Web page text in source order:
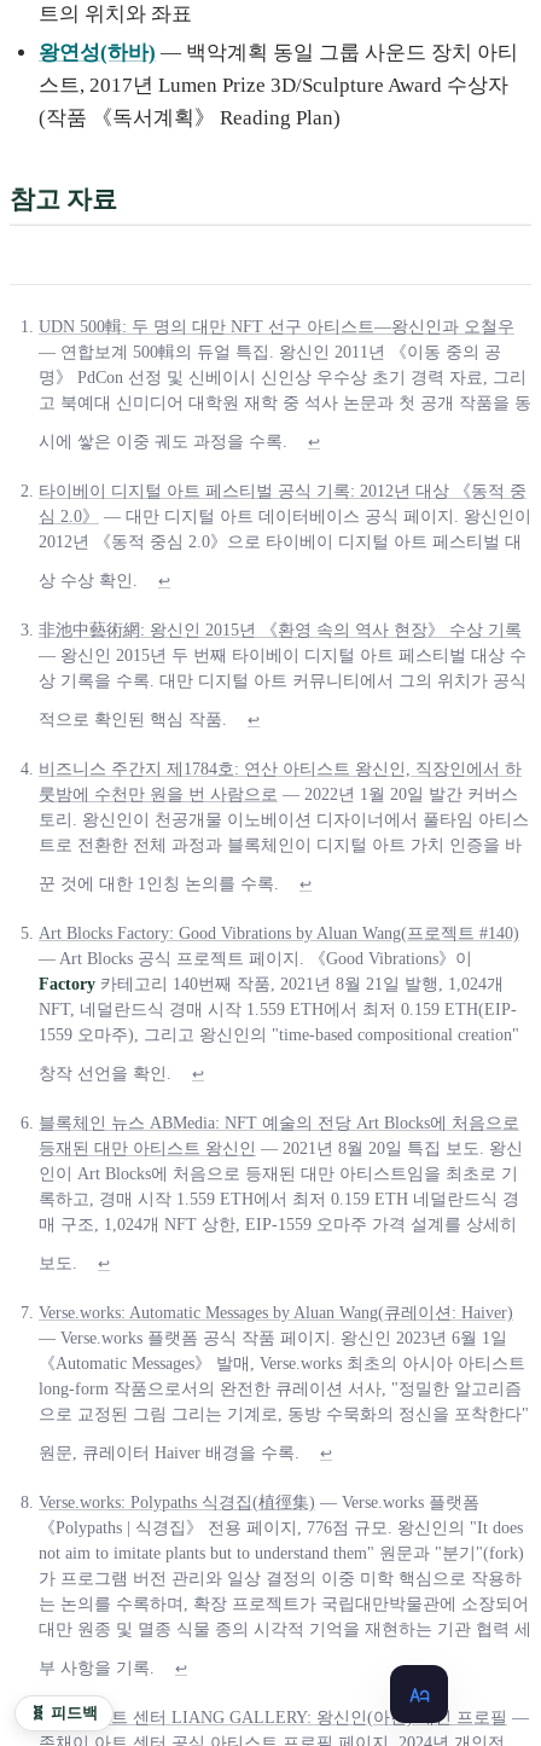
트의 위치와 좌표
왕연성(하바) — 백악계획 동일 그룹 사운드 장치 아티
스트, 2017년 Lumen Prize 3D/Sculpture Award 수상자
(작품 《독서계획》 Reading Plan)
참고 자료
UDN 500輯: 두 명의 대만 NFT 선구 아티스트—왕신인과 오철우
— 연합보계 500輯의 듀얼 특집. 왕신인 2011년 《이동 중의 공
명》 PdCon 선정 및 신베이시 신인상 우수상 초기 경력 자료, 그리
고 북예대 신미디어 대학원 재학 중 석사 논문과 첫 공개 작품을 동
시에 쌓은 이중 궤도 과정을 수록. ↩
타이베이 디지털 아트 페스티벌 공식 기록: 2012년 대상 《동적 중
심 2.0》
— 대만 디지털 아트 데이터베이스 공식 페이지. 왕신인이
2012년 《동적 중심 2.0》으로 타이베이 디지털 아트 페스티벌 대
상 수상 확인. ↩
非池中藝術網: 왕신인 2015년 《환영 속의 역사 현장》 수상 기록
— 왕신인 2015년 두 번째 타이베이 디지털 아트 페스티벌 대상 수
상 기록을 수록. 대만 디지털 아트 커뮤니티에서 그의 위치가 공식
적으로 확인된 핵심 작품. ↩
비즈니스 주간지 제1784호: 연산 아티스트 왕신인, 직장인에서 하
룻밤에 수천만 원을 번 사람으로 — 2022년 1월 20일 발간 커버스
토리. 왕신인이 천공개물 이노베이션 디자이너에서 풀타임 아티스
트로 전환한 전체 과정과 블록체인이 디지털 아트 가치 인증을 바
꾼 것에 대한 1인칭 논의를 수록. ↩
Art Blocks Factory: Good Vibrations by Aluan Wang(프로젝트 #140)
— Art Blocks 공식 프로젝트 페이지. 《Good Vibrations》이
Factory 카테고리 140번째 작품, 2021년 8월 21일 발행, 1,024개
NFT, 네덜란드식 경매 시작 1.559 ETH에서 최저 0.159 ETH(EIP-
1559 오마주), 그리고 왕신인의 "time-based compositional creation"
창작 선언을 확인. ↩
블록체인 뉴스 ABMedia: NFT 예술의 전당 Art Blocks에 처음으로
등재된 대만 아티스트 왕신인 — 2021년 8월 20일 특집 보도. 왕신
인이 Art Blocks에 처음으로 등재된 대만 아티스트임을 최초로 기
록하고, 경매 시작 1.559 ETH에서 최저 0.159 ETH 네덜란드식 경
매 구조, 1,024개 NFT 상한, EIP-1559 오마주 가격 설계를 상세히
보도. ↩
Verse.works: Automatic Messages by Aluan Wang(큐레이션: Haiver)
— Verse.works 플랫폼 공식 작품 페이지. 왕신인 2023년 6월 1일
《Automatic Messages》 발매, Verse.works 최초의 아시아 아티스트
long-form 작품으로서의 완전한 큐레이션 서사, "정밀한 알고리즘
으로 교정된 그림 그리는 기계로, 동방 수묵화의 정신을 포착한다"
원문, 큐레이터 Haiver 배경을 수록. ↩
Verse.works: Polypaths 식경집(植徑集) — Verse.works 플랫폼
《Polypaths | 식경집》 전용 페이지, 776점 규모. 왕신인의 "It does
not aim to imitate plants but to understand them" 원문과 "분기"(fork)
가 프로그램 버전 관리와 일상 결정의 이중 미학 핵심으로 작용하
는 논의를 수록하며, 확장 프로젝트가 국립대만박물관에 소장되어
대만 원종 및 멸종 식물 종의 시각적 기억을 재현하는 기관 협력 세
부 사항을 기록. ↩
존채이 아트 센터 LIANG GALLERY: 왕신인(아란) 개인 프로필 —
🧬 피드백